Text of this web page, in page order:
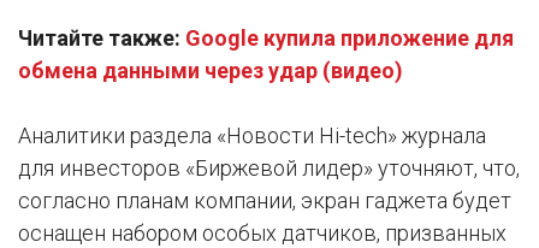
Читайте также: Google купила приложение для
обмена данными через удар (видео)
Аналитики раздела «Новости Hi-tech» журнала
для инвесторов «Биржевой лидер» уточняют, что,
согласно планам компании, экран гаджета будет
оснащен набором особых датчиков, призванных